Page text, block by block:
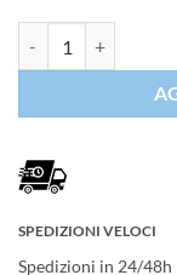
SPEDIZIONI VELOCI
Spedizioni in 24/